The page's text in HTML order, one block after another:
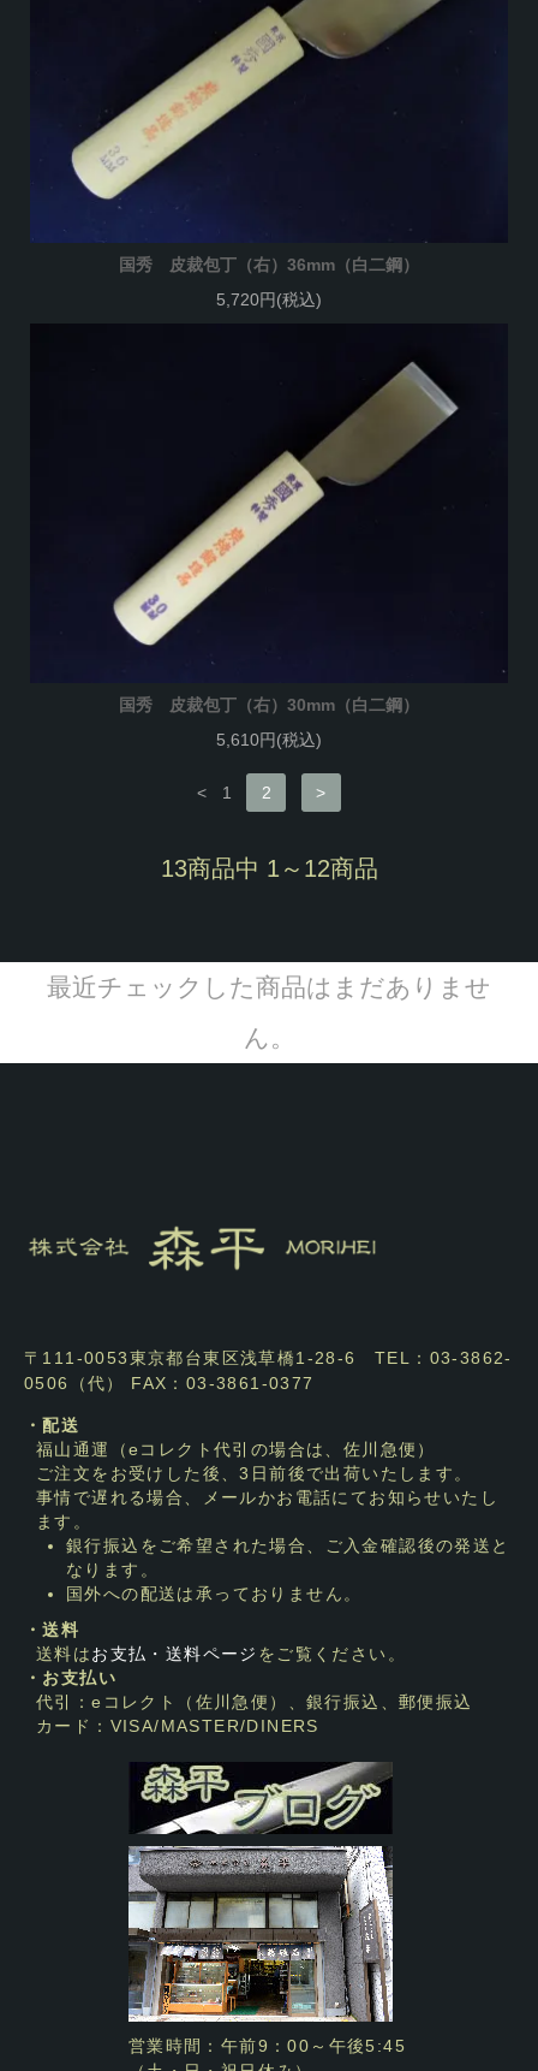
国秀 皮裁包丁（右）36mm（白二鋼）
5,720円(税込)
国秀 皮裁包丁（右）30mm（白二鋼）
5,610円(税込)
< 1 2 >
13商品中 1～12商品
最近チェックした商品はまだありませ
ん。
〒111-0053東京都台東区浅草橋1-28-6 TEL：03-3862-
0506（代） FAX：03-3861-0377
・配送
福山通運（eコレクト代引の場合は、佐川急便）
ご注文をお受けした後、3日前後で出荷いたします。
事情で遅れる場合、メールかお電話にてお知らせいたし
ます。
銀行振込をご希望された場合、ご入金確認後の発送と
なります。
国外への配送は承っておりません。
・送料
送料はお支払・送料ページ をご覧ください。
・お支払い
代引：eコレクト（佐川急便）、銀行振込、郵便振込
カード：VISA/MASTER/DINERS
営業時間：午前9：00～午後5:45